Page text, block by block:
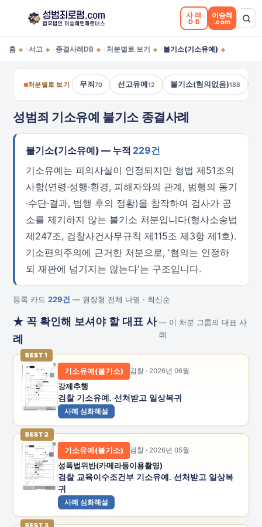
사례
DB
이승혜
.com
홈 + ›서고 + › 종결사례DB + › 처분별로 보기 + › 불기소(기소유예) +
처분별로 보기 무죄70 선고유예12 불기소(혐의없음)188
성범죄 기소유예 불기소 종결사례
불기소(기소유예) — 누적 229건
기소유예는 피의사실이 인정되지만 형법 제51조의
사항(연령·성행·환경, 피해자와의 관계, 범행의 동기
·수단·결과, 범행 후의 정황)을 참작하여 검사가 공
소를 제기하지 않는 불기소 처분입니다(형사소송법
제247조, 검찰사건사무규칙 제115조 제3항 제1호).
기소편의주의에 근거한 처분으로, '혐의는 인정하
되 재판에 넘기지는 않는다'는 구조입니다.
등록 카드 229건 — 원장형 전체 나열 · 최신순
★ 꼭 확인해 보셔야 할 대표 사
례
— 이 처분 그룹의 대표 사
례
BEST 1
기소유예(불기소) 검찰 · 2026년 06월
강제추행
검찰 기소유예. 선처받고 일상복귀
사례 심화해설
BEST 2
기소유예(불기소) 검찰 · 2026년 05월
성폭법위반(카메라등이용촬영)
검찰 교육이수조건부 기소유예. 선처받고 일상복
귀
사례 심화해설